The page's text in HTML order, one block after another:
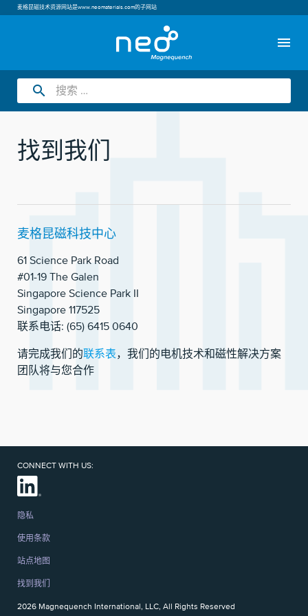
麦格昆磁技术资源网站是www.neomaterials.com的子网站
menu
search
找到我们
麦格昆磁科技中心
61 Science Park Road
#01-19 The Galen
Singapore Science Park II
Singapore 117525
联系电话: (65) 6415 0640
请完成我们的联系表，我们的电机技术和磁性解决方案
团队将与您合作
CONNECT WITH US:
隐私
使用条款
站点地图
找到我们
2026 Magnequench International, LLC, All Rights Reserved